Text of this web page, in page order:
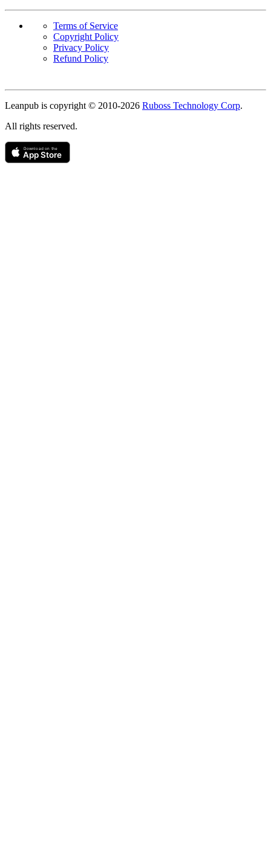
Terms of Service
Copyright Policy
Privacy Policy
Refund Policy
Leanpub is copyright © 2010-2026 Ruboss Technology Corp.
All rights reserved.